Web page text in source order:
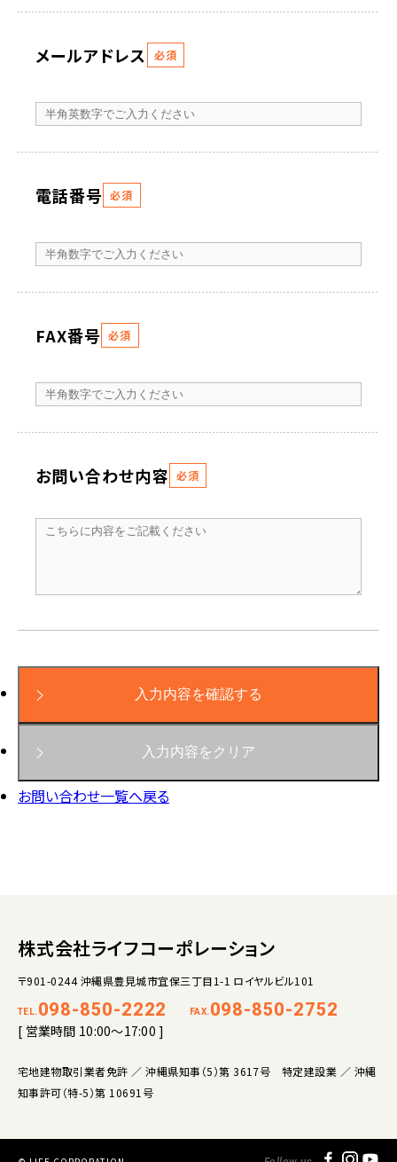
メールアドレス 必須
電話番号 必須
FAX番号 必須
お問い合わせ内容 必須
お問い合わせ一覧へ戻る
株式会社ライフコーポレーション
〒901-0244 沖縄県豊見城市宜保三丁目1-1 ロイヤルビル101
TEL. 098-850-2222 FAX. 098-850-2752
[ 営業時間 10:00～17:00 ]
宅地建物取引業者免許 ／ 沖縄県知事（5）第 3617号 特定建設業 ／ 沖縄
知事許可（特-5）第 10691号